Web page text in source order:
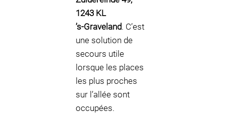
1243 KL
’s‑Graveland. C’est
une solution de
secours utile
lorsque les places
les plus proches
sur l’allée sont
occupées.